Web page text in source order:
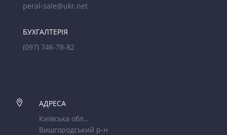
peral-sale@ukr.net
БУХГАЛТЕРІЯ
(097) 746-78-82

АДРЕСА
Київська обл.,
Вишгородський р-н